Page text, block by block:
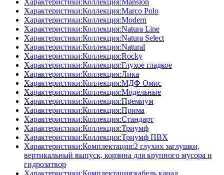
Характеристики:Коллекция:Mansion
Характеристики:Коллекция:Marco Polo
Характеристики:Коллекция:Modern
Характеристики:Коллекция:Natura Line
Характеристики:Коллекция:Natura Select
Характеристики:Коллекция:Natural
Характеристики:Коллекция:Rocky
Характеристики:Коллекция:Глухое гладкое
Характеристики:Коллекция:Лика
Характеристики:Коллекция:МДФ Омис
Характеристики:Коллекция:Модельные
Характеристики:Коллекция:Премиум
Характеристики:Коллекция:Прима
Характеристики:Коллекция:Стандарт
Характеристики:Коллекция:Триумф
Характеристики:Коллекция:Триумф ПВХ
Характеристики:Комплектация:2 глухих заглушки,
вертикальный выпуск, корзина для крупного мусора и
гидрозатвор
Характеристики:Комплектация:кабель канал